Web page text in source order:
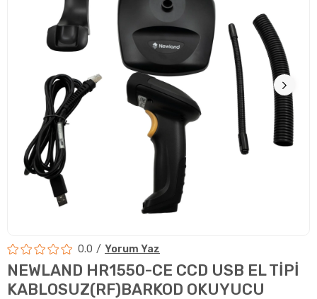
0.0 Yorum Yaz
NEWLAND HR1550-CE CCD USB EL TİPİ
KABLOSUZ(RF)BARKOD OKUYUCU